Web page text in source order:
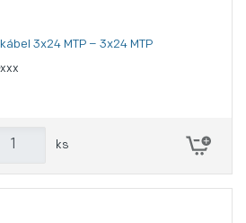
3x24 MTP – 3x24 MTP
ks